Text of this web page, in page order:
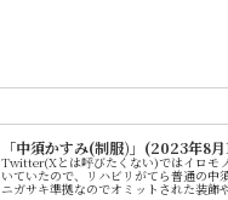
「中須かすみ(制服)」(2023年8
Twitter(Xとは呼びたくない)ではイロモ
いていたので、リハビリがてら普通の中
ニガサキ準拠なのでオミットされた装飾